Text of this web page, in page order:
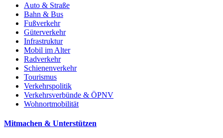
Auto & Straße
Bahn & Bus
Fußverkehr
Güterverkehr
Infrastruktur
Mobil im Alter
Radverkehr
Schienenverkehr
Tourismus
Verkehrspolitik
Verkehrsverbünde & ÖPNV
Wohnortmobilität
Mitmachen & Unterstützen